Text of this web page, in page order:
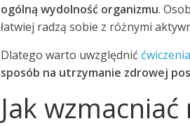
ogólną wydolność organizmu.
łatwiej radzą sobie z różnymi
Dlatego warto uwzględnić
sposób na utrzymanie zdrowej
Jak